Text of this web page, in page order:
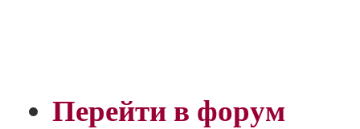
Перейти в форум